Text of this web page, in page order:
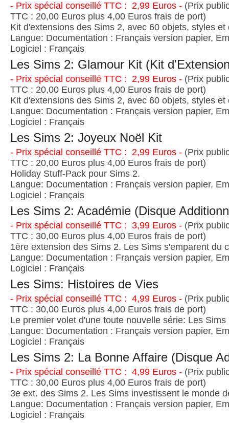
- Prix spécial conseillé TTC : 2,99 Euros - (Prix
TTC : 20,00 Euros plus 4,00 Euros frais de port)
Kit d'extensions des Sims 2, avec 60 objets, styles et
Langue: Documentation : Français version papier,
Logiciel : Français
Les Sims 2: Glamour Kit (Kit
- Prix spécial conseillé TTC : 2,99 Euros - (Prix
TTC : 20,00 Euros plus 4,00 Euros frais de port)
Kit d'extensions des Sims 2, avec 60 objets, styles et
Langue: Documentation : Français version papier,
Logiciel : Français
Les Sims 2: Joyeux Noël Kit
- Prix spécial conseillé TTC : 2,99 Euros - (Prix
TTC : 20,00 Euros plus 4,00 Euros frais de port)
Holiday Stuff-Pack pour Sims 2.
Langue: Documentation : Français version papier,
Logiciel : Français
Les Sims 2: Académie (Disque
- Prix spécial conseillé TTC : 3,99 Euros - (Prix
TTC : 30,00 Euros plus 4,00 Euros frais de port)
1ère extension des Sims 2. Les Sims s'emparent du
Langue: Documentation : Français version papier,
Logiciel : Français
Les Sims: Histoires de Vies
- Prix spécial conseillé TTC : 4,99 Euros - (Prix
TTC : 30,00 Euros plus 4,00 Euros frais de port)
Le premier volet d'une toute nouvelle série: Les Sims
Langue: Documentation : Français version papier,
Logiciel : Français
Les Sims 2: La Bonne Affaire (Disque
- Prix spécial conseillé TTC : 4,99 Euros - (Prix
TTC : 30,00 Euros plus 4,00 Euros frais de port)
3e ext. des Sims 2. Les Sims investissent le monde
Langue: Documentation : Français version papier,
Logiciel : Français